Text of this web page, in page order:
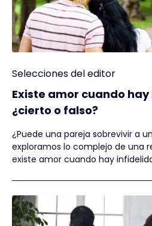
Selecciones del editor
Existe amor cuando
¿cierto o falso?
¿Puede una pareja sobrevivir a
exploramos lo complejo de una
existe amor cuando hay